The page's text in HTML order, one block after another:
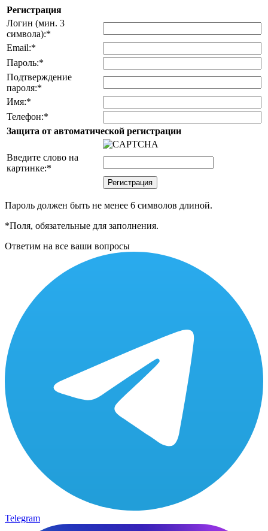
Регистрация
Логин (мин. 3
символа):*
Email:*
Пароль:*
Подтверждение
пароля:*
Имя:*
Телефон:*
Защита от автоматической регистрации
Введите слово на
картинке:*
Пароль должен быть не менее 6 символов длиной.
*Поля, обязательные для заполнения.
Ответим на все ваши вопросы
Telegram